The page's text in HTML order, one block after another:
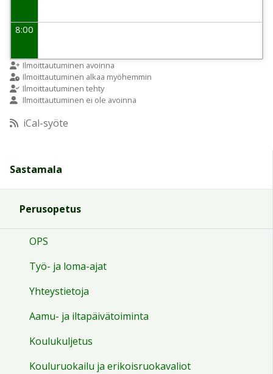
8:00
9:00
10:00
12:00
13:00
14:00
15:00
16:00
Ilmoittautuminen avoinna
Ilmoittautuminen alkaa myöhemmin
Ilmoittautuminen tehty
Ilmoittautuminen ei ole avoinna
iCal-syöte
Sastamala
Perusopetus
OPS
Työ- ja loma-ajat
Yhteystietoja
Aamu- ja iltapäivätoiminta
Koulukuljetus
Kouluruokailu ja erikoisruokavaliot